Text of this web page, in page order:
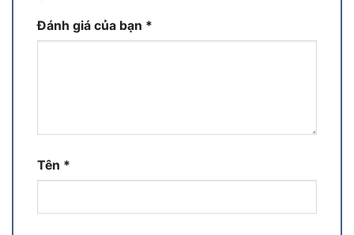
Đánh giá của bạn *
Tên *